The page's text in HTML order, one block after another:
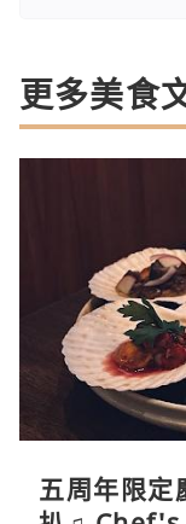
更多美食
五周年限定